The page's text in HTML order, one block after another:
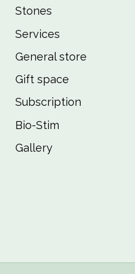
Stones
Services
General store
Gift space
Subscription
Bio-Stim
Gallery